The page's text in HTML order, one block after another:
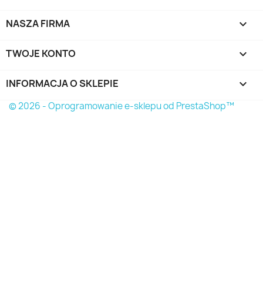
NASZA FIRMA 
TWOJE KONTO 
INFORMACJA O SKLEPIE keyboard_arrow_down
© 2026 - Oprogramowanie e-sklepu od PrestaShop™